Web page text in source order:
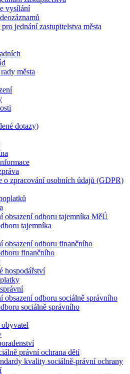
vysílání
jednání zastupitelstva města
města
dotazy)
o zpracování osobních údajů (GDPR)
obsazení odboru tajemníka MěÚ
tajemníka
obsazení odboru finančního
finančního
hospodářství
obsazení odboru sociálně správního
sociálně správního
právní ochrana dětí
kvality sociálně-právní ochrany